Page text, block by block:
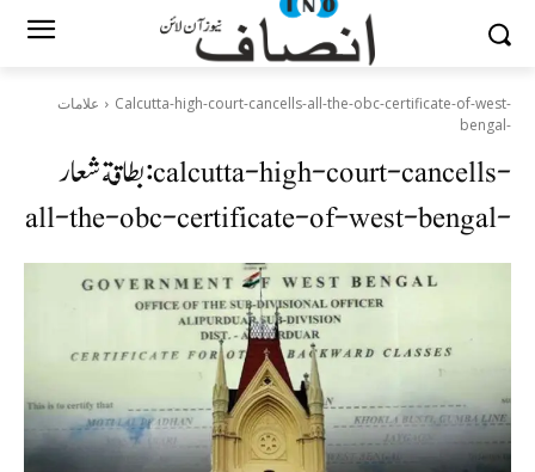
علامات
Calcutta-high-court-cancells-all-the-obc-certificate-of-west-
bengal-
بطاقة شعار:calcutta-high-court-cancells-
all-the-obc-certificate-of-west-bengal-